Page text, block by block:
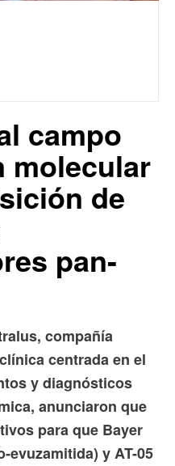
campo
molecular
de
pan-
compañía
centrada en el
y diagnósticos
anunciaron que
para que Bayer
evuzamitida) y AT-05